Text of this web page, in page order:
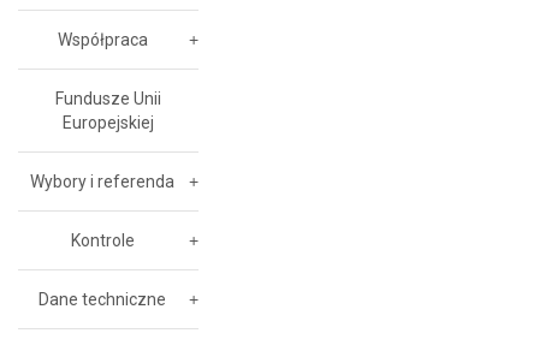
Współpraca
Fundusze Unii
Europejskiej
Wybory i referenda
Kontrole
Dane techniczne